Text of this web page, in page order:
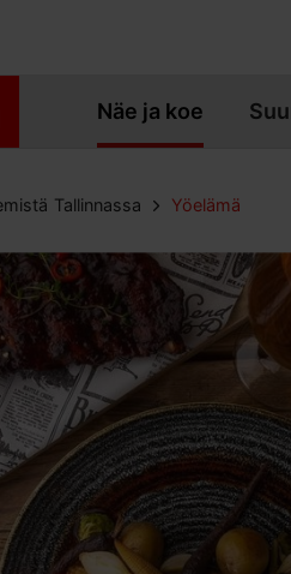
Näe ja koe
Tallinnassa Yöelämä